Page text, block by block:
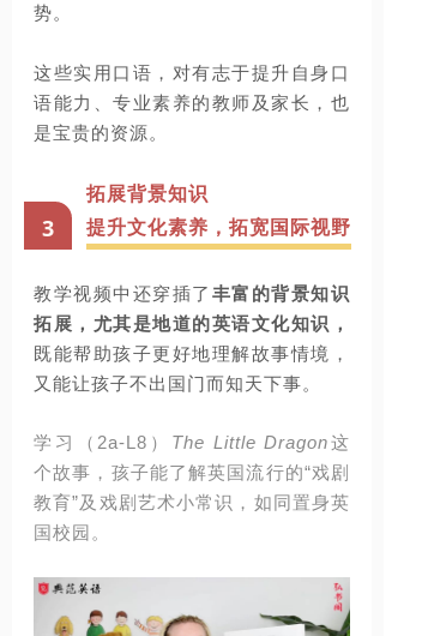
势。
这些实用口语，对有志于提升自身口
语能力、专业素养的教师及家长，也
是宝贵的资源。
3
拓展背景知识
提升文化素养，拓宽国际视野
教学视频中还穿插了 丰富的背景知识
拓展，尤其是地道的英语文化知识，
既能帮助孩子更好地理解故事情境，
又能让孩子不出国门而知天下事。
学习（ 2a-L8 ） The Little Dragon这
个故事，孩子能了解英国流行的“戏剧
教育”及戏剧艺术小常识，如同置身英
国校园。